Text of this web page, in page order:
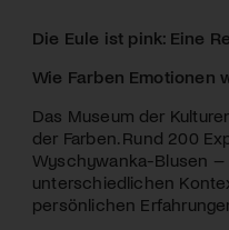
Die Eule ist pink: Eine
Wie Farben Emotionen
Das Museum der
der Farben. Rund 200
Wyschywanka-Blusen –
unterschiedlichen
persönlichen